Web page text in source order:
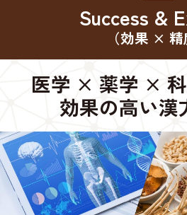
Success &
（効果 × 精
医学 × 薬学 × 科
効果の高い漢